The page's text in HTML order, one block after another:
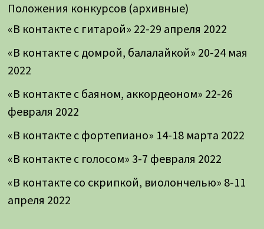
Положения конкурсов (архивные)
«В контакте с гитарой» 22-29 апреля 2022
«В контакте с домрой, балалайкой» 20-24 мая
2022
«В контакте с баяном, аккордеоном» 22-26
февраля 2022
«В контакте с фортепиано» 14-18 марта 2022
«В контакте с голосом» 3-7 февраля 2022
«В контакте со скрипкой, виолончелью» 8-11
апреля 2022